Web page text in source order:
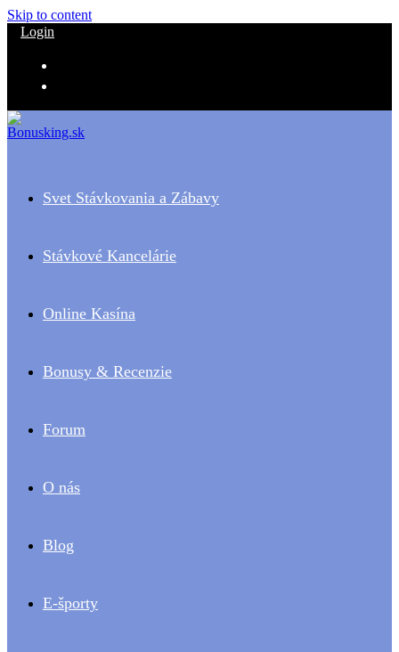
Skip to content
Login
Svet Stávkovania a Zábavy
Stávkové Kancelárie
Online Kasína
Bonusy & Recenzie
Forum
O nás
Blog
E-športy